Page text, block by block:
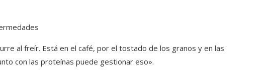
al freír. Está en el café, por el tostado de los granos y en las
con las proteínas puede gestionar eso».